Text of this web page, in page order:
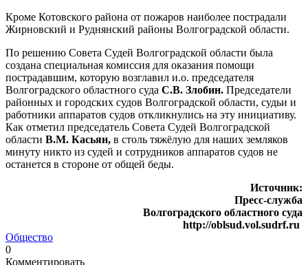
Кроме Котовского района от пожаров наиболее пострадали
Жирновский и Руднянский районы Волгоградской области.
По решению Совета Судей Волгоградской области была
создана специальная комиссия для оказания помощи
пострадавшим, которую возглавил и.о. председателя
Волгоградского областного суда С.В. Злобин. Председатели
районных и городских судов Волгоградской области, судьи и
работники аппаратов судов откликнулись на эту инициативу.
Как отметил председатель Совета Судей Волгоградской
области В.М. Касьян, в столь тяжёлую для наших земляков
минуту никто из судей и сотрудников аппаратов судов не
останется в стороне от общей беды.
Источник:
Пресс-служба
Волгоградского областного суда
http://oblsud.vol.sudrf.ru
Общество
0
Комментировать